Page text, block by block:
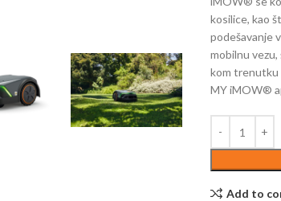
kosilice, kao
podešavanje
mobilnu
kom trenutku
MY iMOW®
Add to